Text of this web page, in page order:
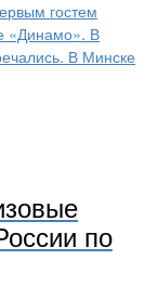
гостем
«Динамо». В
В Минске
по